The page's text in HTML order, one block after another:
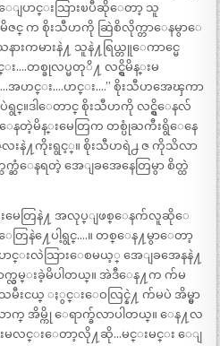
ေျပာင္းသြားၿပီဆိုေတာ့ သူ
က စိုးသီဟကို ဆြဲစိလိုက္တာေနမွာေ
ားကမားနဲ႔ သူနဲ႔ရြယ္တူေကာင္မေ
….တစ္ခုလပ္မတုိ႔ လင္ရွိမိန္းမ
ဟင္း….ဟင္း….” စိုးသီဟအေၾကာ
ရွင္။ဒါေတာင္ စိုးသီဟကို လင္ရွိေနလ်
နတဲ့မိန္းမေတြက တစ္ပုံႀကီးရွိေနေ
းနဲ႔ကိုးရွင့္။ စိုးသီဟရဲ႕ ဇ ကိုသိလာ
ဆံေနရတဲ့ အေျခအေနေတြမွာ စိတ္ထဲ
းမေတြနဲ႔ အလုပ္ျဖစ္ေနက်လူဆိုေ
နဲ႔ေပါ့ရွင္….။ တစ္ေန႔မွာေတာ့
ာင္းလဲသြားေစမယ့္ အေျခအေနနဲ႔
မ္းခဲ့မိပါတယ္။ အဲဒီေန႔က က်မ
မီးငယ္ ႏွင္းေဝလြင္နဲ႔ က်မပဲ အိမ္မွာ
က္ အိမ္ကို ေရာက္ခ်လာပါတယ္။ ေန႔လ
းမီးမလင္းေတာ့လို႔ဆို…မင္းမင္း ေျ